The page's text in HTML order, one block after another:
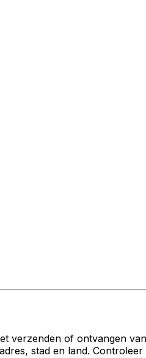
verzenden of ontvangen
stad en land.